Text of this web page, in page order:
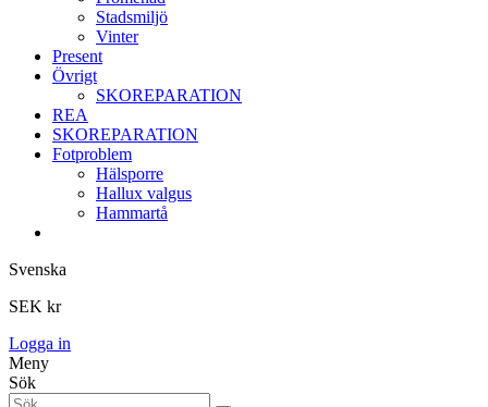
Stadsmiljö
Vinter
Present
Övrigt
SKOREPARATION
REA
SKOREPARATION
Fotproblem
Hälsporre
Hallux valgus
Hammartå
Svenska
SEK kr
Logga in
Meny
Sök